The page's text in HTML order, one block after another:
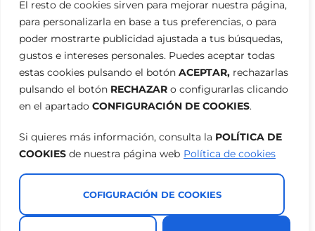
El resto de cookies sirven para mejorar nuestra página,
para personalizarla en base a tus preferencias, o para
poder mostrarte publicidad ajustada a tus búsquedas,
gustos e intereses personales. Puedes aceptar todas
estas cookies pulsando el botón ACEPTAR, rechazarlas
pulsando el botón RECHAZAR o configurarlas clicando
en el apartado CONFIGURACIÓN DE COOKIES.
Si quieres más información, consulta la POLÍTICA DE
COOKIES de nuestra página web Política de cookies
COFIGURACIÓN DE COOKIES